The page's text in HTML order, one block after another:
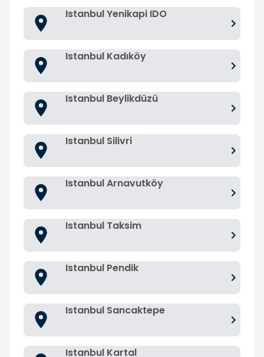
Istanbul Yenikapi IDO
Istanbul Kadıköy
Istanbul Beylikdüzü
Istanbul Silivri
Istanbul Arnavutköy
Istanbul Taksim
Istanbul Pendik
Istanbul Sancaktepe
Istanbul Kartal